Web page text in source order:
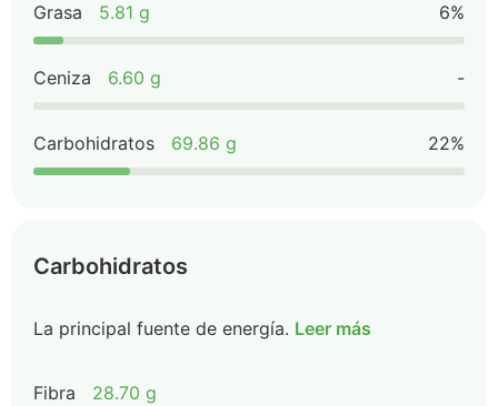
Grasa 5.81 g 6%
Ceniza 6.60 g -
Carbohidratos 69.86 g 22%
Carbohidratos
La principal fuente de energía. Leer más
Fibra 28.70 g